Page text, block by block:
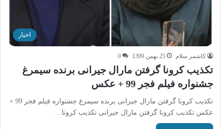
اخبار
کاشمر سلام 25 بهمن 1399 0
تکذیب کرونا گرفتن مارال جیرانی برنده سیمرغ
جشنواره فیلم فجر 99 + عکس
تکذیب کرونا گرفتن مارال جیرانی برنده سیمرغ جشنواره فیلم فجر 99 +
عکس تکذیب کرونا گرفتن مارال جیرانی تکذیب کرونا…